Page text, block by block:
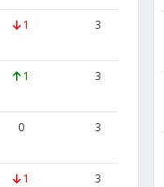
1 3
1 3 7
0 3
1 3